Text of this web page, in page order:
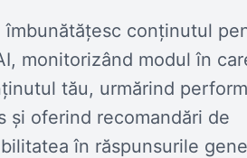
conținutul
monitorizând modul în
tău, urmărind
și oferind recomandări de
în răspunsurile